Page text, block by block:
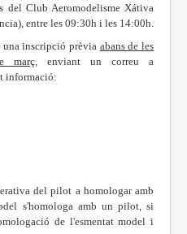
del Club Aeromodelisme Xátiva
entre les 09:30h i les 14:00h.
una inscripció prèvia abans de les
març, enviant un correu a
informació:
del pilot a homologar amb
s'homologa amb un pilot, si
de l'esmentat model i